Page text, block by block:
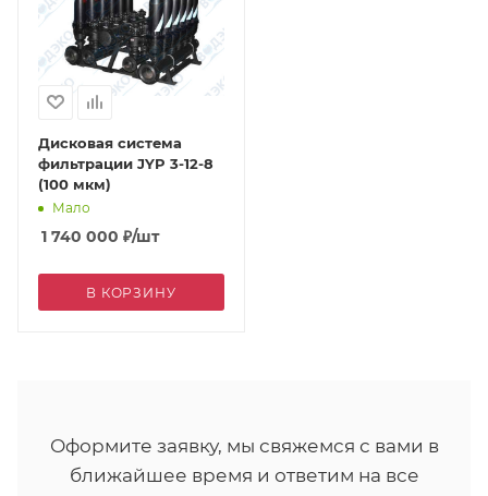
Дисковая система
фильтрации JYP 3-12-8
(100 мкм)
Мало
1 740 000 ₽/шт
В КОРЗИНУ
Оформите заявку, мы свяжемся с вами в
ближайшее время и ответим на все